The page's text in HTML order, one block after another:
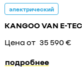
электрический
KANGOO VAN E-
Цена от 35 590 €
подробнее